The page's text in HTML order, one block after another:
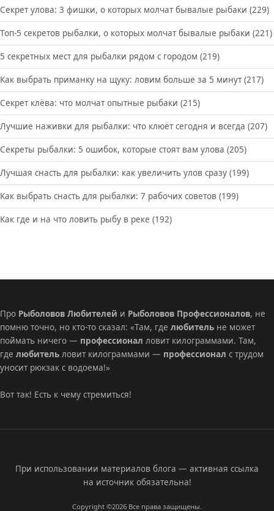
Секрет улова: 3 фишки, о которых молчат бывалые рыбаки (229)
Топ-5 секретов рыбалки, о которых молчат бывалые рыбаки (221)
5 секретных мест для рыбалки рядом с городом (219)
Как выбрать приманку на щуку: ловим больше за 5 минут (217)
Секрет клёва: что молчат опытные рыбаки (215)
Лучшие наживки для рыбалки: что клюёт сегодня и всегда (207)
Секреты рыбалки: 5 ошибок, которые стоят вам улова (205)
Лучшая снасть для рыбалки: как увеличить улов сразу (199)
Как выбрать снасть для рыбалки: 7 рабочих советов (199)
Как где и на что ловить рыбу в реке (192)
Про Рыболовов Любителей и Рыболовов Профессионалов, не
помню точно, но кто-то сказал: «Там, где любитель не может
поймать ничего — профессионал ловит килограммами. Там,
где любитель ловит килограммами — профессионал с трудом
уносит рюкзак с водоема!»
Вот так! Есть к чему стремиться!
При использовании материалов блога — активная ссылка
на источник обязательна!
Copyright ©2026 Все права защищены.